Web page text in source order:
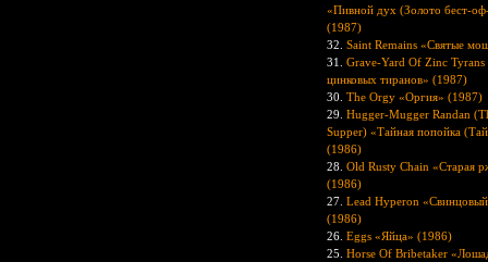
«Пивной дух (Золото бест-
(1987)
32. Saint Remains «Святые
31. Grave-Yard Of Zinc
цинковых тиранов» (1987)
30. The Orgy «Оргия» (1987)
29. Hugger-Mugger Randan
Supper) «Тайная попойка
(1986)
28. Old Rusty Chain «Старая
(1986)
27. Lead Hyperon
(1986)
26. Eggs «Яйца» (1986)
25. Horse Of Bribetaker